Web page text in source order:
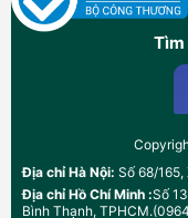
Tìm
Địa chỉ Hà Nội: Số 68/
Địa chỉ Hồ Chí Minh :Số
Bình Thạnh,